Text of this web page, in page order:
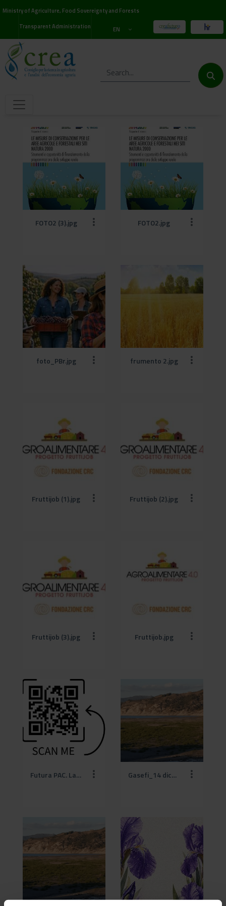
Ministry of Agriculture, Food Sovereignty and Forests
Transparent Administration
EN
FOTO2 (3).jpg FOTO2.jpg
foto_PBr.jpg frumento 2.jpg
Fruttijob (1).jpg Fruttijob (2).jpg
Fruttijob (3).jpg Fruttijob.jpg
Futura PAC. La PAC post 2027 alla prova dei fatti.jpg Gasefi_14 dicembre2022 sito (1).png